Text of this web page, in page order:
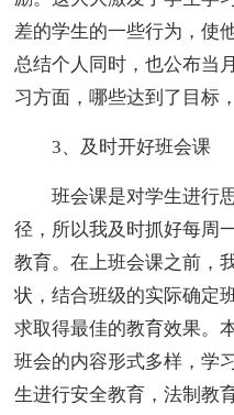
差的学生的一些行为，使
总结个人同时，也公布当
习方面，哪些达到了目标
3、及时开好班会课
班会课是对学生进行
径，所以我及时抓好每周
教育。在上班会课之前，
状，结合班级的实际确定
求取得最佳的教育效果。
班会的内容形式多样，学
生进行安全教育，法制教